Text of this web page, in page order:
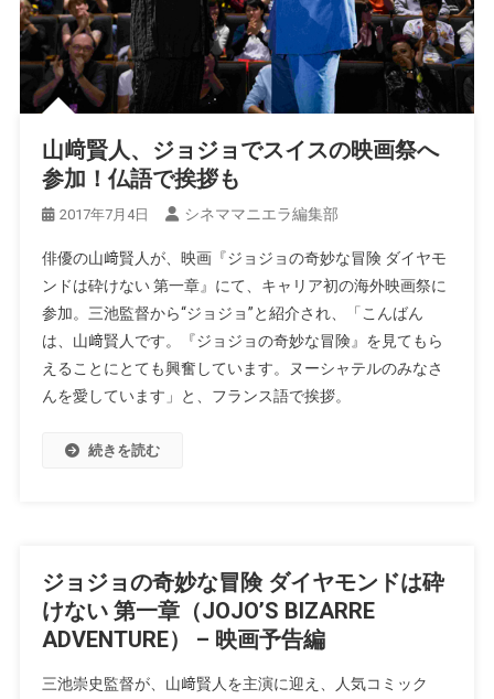
山﨑賢人、ジョジョでスイスの映画祭へ
参加！仏語で挨拶も
2017年7月4日 シネママニエラ編集部
俳優の山﨑賢人が、映画『ジョジョの奇妙な冒険 ダイヤモ
ンドは砕けない 第一章』にて、キャリア初の海外映画祭に
参加。三池監督から“ジョジョ”と紹介され、「こんばん
は、山﨑賢人です。『ジョジョの奇妙な冒険』を見てもら
えることにとても興奮しています。ヌーシャテルのみなさ
んを愛しています」と、フランス語で挨拶。
続きを読む
ジョジョの奇妙な冒険 ダイヤモンドは砕
けない 第一章（JOJO’S BIZARRE
ADVENTURE） – 映画予告編
三池崇史監督が、山﨑賢人を主演に迎え、人気コミック